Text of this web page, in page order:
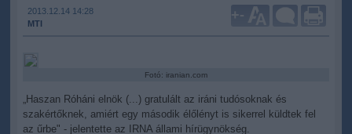
2013.12.14 14:28
MTI
+-
Fotó: iranian.com
„Haszan Róháni elnök (...) gratulált az iráni tudósoknak és
szakértőknek, amiért egy második élőlényt is sikerrel küldtek fel
az űrbe" - jelentette az IRNA állami hírügynökség.